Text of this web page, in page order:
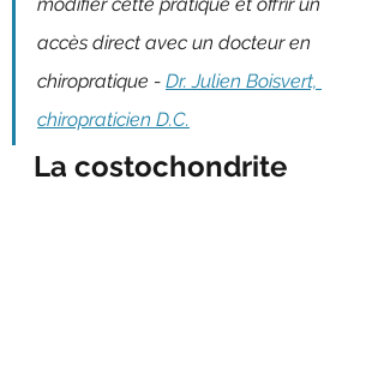
accès direct avec un docteur en
chiropratique - Dr. Julien Boisvert,
chiropraticien D.C.
La costochondrite